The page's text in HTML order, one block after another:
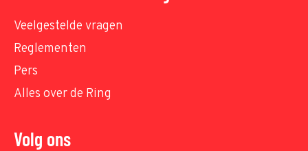
Veelgestelde vragen
Reglementen
Pers
Alles over de Ring
Volg ons